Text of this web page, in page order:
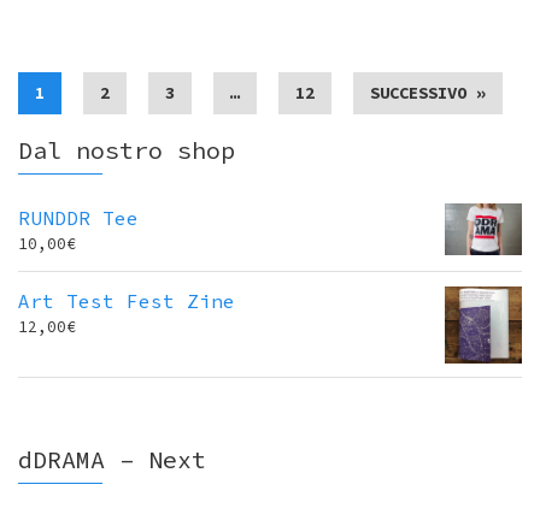
1 2 3 … 12 SUCCESSIVO »
Dal nostro shop
RUNDDR Tee
10,00€
Art Test Fest Zine
12,00€
dDRAMA – Next